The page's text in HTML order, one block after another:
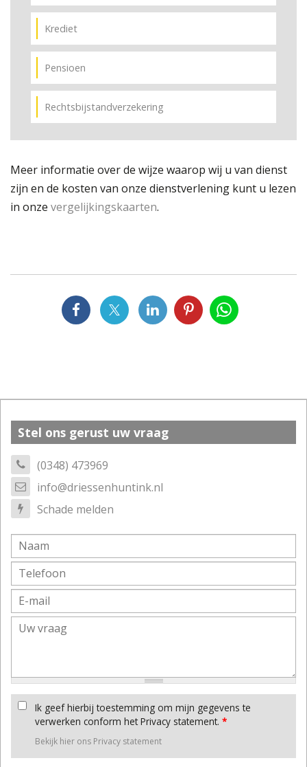
Krediet
Pensioen
Rechtsbijstandverzekering
Meer informatie over de wijze waarop wij u van dienst
zijn en de kosten van onze dienstverlening kunt u lezen
in onze vergelijkingskaarten.
Stel ons gerust uw vraag
(0348) 473969
info@driessenhuntink.nl
Schade melden
Ik geef hierbij toestemming om mijn gegevens te
verwerken conform het Privacy statement. *
Bekijk hier ons Privacy statement